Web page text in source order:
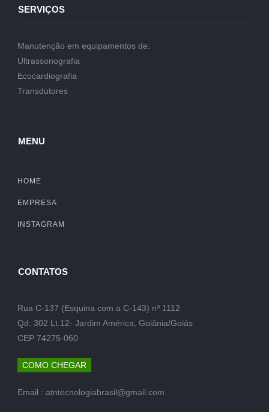
SERVIÇOS
Manutenção em equipamentos de:
Ultrassonografia
Ecocardiografia
Transdutores
MENU
HOME
EMPRESA
INSTAGRAM
CONTATOS
Rua C-137 (Esquina com a C-143) nº 1112
Qd. 302 Lt.12- Jardim América, Goiânia/Goiás
CEP 74275-060
COMO CHEGAR
Email : atntecnologiabrasil@gmail.com